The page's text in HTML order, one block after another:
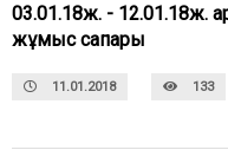
03.01.18ж. - 12.01.18ж.
жұмыс сапары
11.01.2018 133